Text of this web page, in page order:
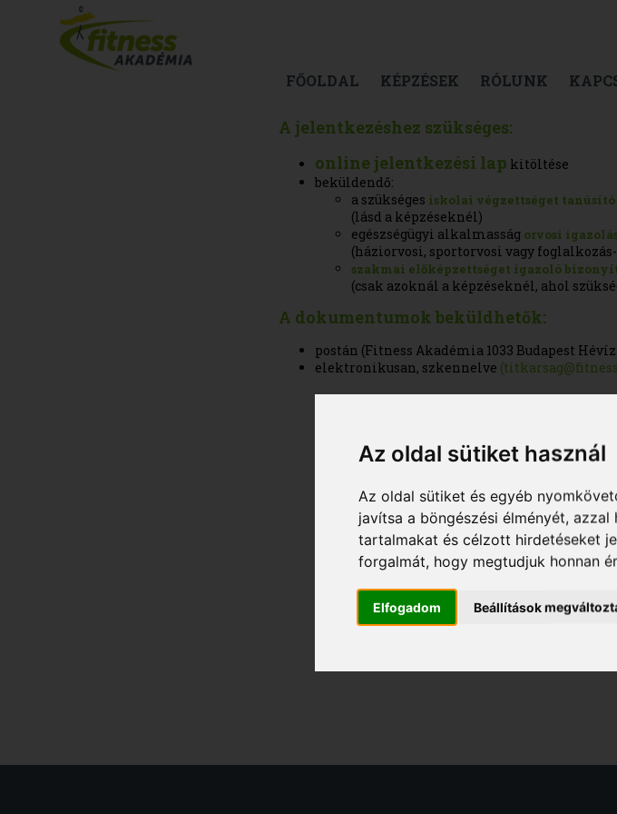
Az oldal sütiket használ
Az oldal sütiket és egyéb
javítsa a böngészési élményét,
tartalmakat és célzott hirdetéseket
forgalmát, hogy megtudjuk honnan
Elfogadom Beállítások
FŐOLDAL
KÉPZÉSEK RÓLUNK
A jelentkezéshez szükséges:
online jelentkezési lap kitöltése
beküldendő:
a szükséges iskolai végzettséget
(lásd a képzéseknél)
egészségügyi alkalmasság orvosi
(háziorvosi, sportorvosi vagy
szakmai előképzettséget igazoló
(csak azoknál a képzéseknél, ahol
A dokumentumok beküldhetők:
postán (Fitness Akadémia 1033 Budapest
elektronikusan, szkennelve
Online jelentkezéshez
ONLINE